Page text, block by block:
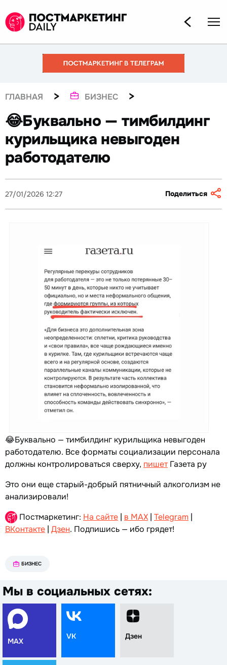
ГЛАВНАЯ > БИЗНЕС >
😂Буквально — тимбилдинг
курильщика невыгоден
работодателю
27/01/2026 12:27 Поделиться
😂Буквально — тимбилдинг курильщика невыгоден
работодателю. Все форматы социализации персонала
должны контролироваться сверху, пишетГазета ру
Это они еще старый-добрый пятничный алкоголизм не
анализировали!
Постмаркетинг: На сайте | в MAX | Telegram |
ВКонтакте | Дзен. Подпишись — ибо грядет!
БИЗНЕС
Мы в социальных сетях:
MAX
VK Дзен